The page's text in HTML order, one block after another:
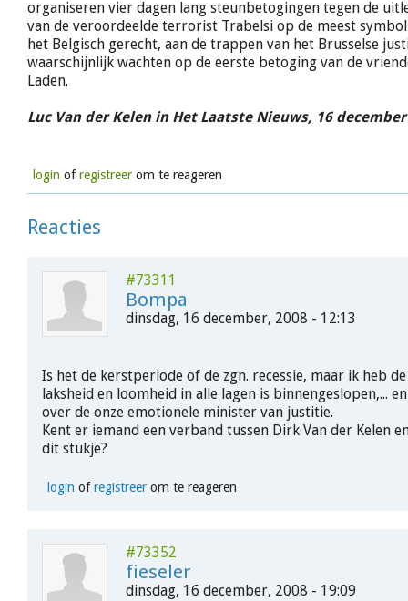
organiseren vier dagen lang steunbetogingen tegen de
van de veroordeelde terrorist Trabelsi op de meest
het Belgisch gerecht, aan de trappen van het Brusselse
waarschijnlijk wachten op de eerste betoging van de
Laden.
Luc Van der Kelen in Het Laatste Nieuws, 16 december
login ofregistreerom te reageren
Reacties
#73311
Bompa
dinsdag, 16 december, 2008 - 12:13
Is het de kerstperiode of de zgn. recessie, maar ik heb
laksheid en loomheid in alle lagen is binnengeslopen,...
over de onze emotionele minister van justitie.
Kent er iemand een verband tussen Dirk Van der Kelen
dit stukje?
login ofregistreerom te reageren
#73352
fieseler
dinsdag, 16 december, 2008 - 19:09